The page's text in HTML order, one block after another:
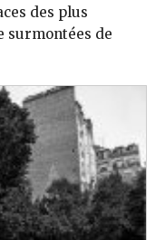
des plus
surmontées de